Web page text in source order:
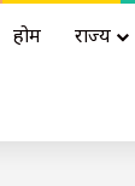
होम राज्य